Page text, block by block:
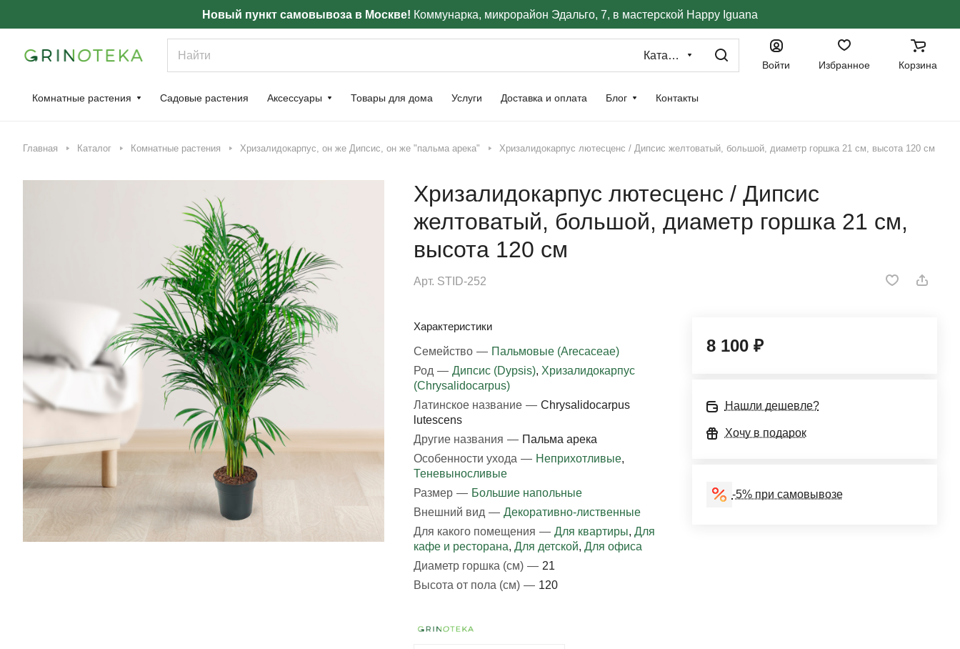
Новый пункт самовывоза в Москве! Коммунарка, микрорайон Эдальго, 7, в мастерской Happy Iguana
Каталог
Войти Избранное Корзина
Комнатные растения Садовые растения Аксессуары Товары для дома Услуги Доставка и оплата Блог Контакты
Главная Каталог Комнатные растения Хризалидокарпус, он же Дипсис, он же "пальма арека" Хризалидокарпус лютесценс / Дипсис желтоватый, большой, диаметр горшка 21 см, высота 120 см
Хризалидокарпус лютесценс / Дипсис
желтоватый, большой, диаметр горшка 21 см,
высота 120 см
Арт. STID-252
Характеристики
Семейство — Пальмовые (Arecaceae)
Род — Дипсис (Dypsis), Хризалидокарпус
(Chrysalidocarpus)
Латинское название — Chrysalidocarpus
lutescens
Другие названия — Пальма арека
Особенности ухода — Неприхотливые,
Теневыносливые
Размер — Большие напольные
Внешний вид — Декоративно-лиственные
Для какого помещения — Для квартиры, Для
кафе и ресторана, Для детской, Для офиса
Диаметр горшка (см) — 21
Высота от пола (см) — 120
8 100 ₽
Нашли дешевле?
Хочу в подарок
-5% при самовывозе